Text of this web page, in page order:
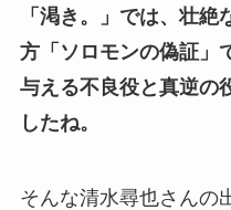
「渇き。」では、壮
方「ソロモンの偽証」
与える不良役と真逆の
したね。
そんな清水尋也さんの